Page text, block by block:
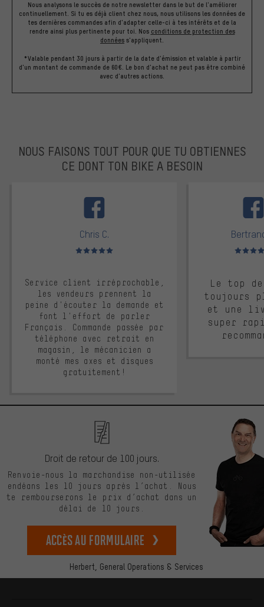
Nous analysons le succès de notre newsletter dans le but de l'améliorer
continuellement. Si tu es déjà client chez nous, nous utilisons les données de
tes dernières commandes afin d'adapter celle-ci à tes intérêts et de la
rendre ainsi plus pertinente pour toi. Nos conditions de protection des
données s'appliquent.
*Valable pendant 30 jours à partir de la date d'émission et valable à partir
d'un montant de commande de 60€. Le bon d'achat ne peut pas être combiné
avec d'autres actions.
NOUS FAISONS TOUT POUR QUE TU OBTIENNES
CE DONT TON BIKE A BESOIN
Chris C.
Note moyenne : 5 sur 5
Service client irréprochable,
les vendeurs prennent la
peine d'écouter la demande et
font l'effort de parler
Français. Commande passée par
téléphone avec retrait en
magasin, le mécanicien a
monté mes axes et disques
gratuitement!
Note
Le top
toujours
et une
super
Herbert, General Operations & Services
Droit de retour de 100 jours.
Renvoie-nous la marchandise non-utilisée
endéans les 10 jours après l’achat. Nous
te rembourserons le prix d’achat dans un
délai de 10 jours.
Accès au formulaire